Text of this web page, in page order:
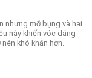
nhưng mỡ bụng và hai
này khiến vóc dáng
khó khăn hơn.